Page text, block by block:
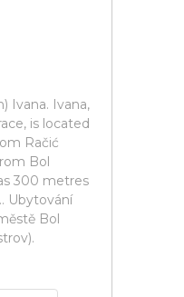
Ivana. Ivana,
is located
Račić
Bol
300 metres
Ubytování
Bol